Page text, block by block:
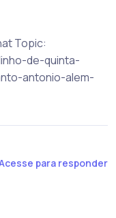
Topic:
de-quinta-
antonio-alem-
para responder